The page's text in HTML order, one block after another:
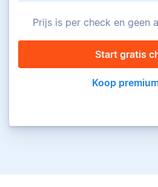
Prijs is per check en geen
Start gratis
Koop